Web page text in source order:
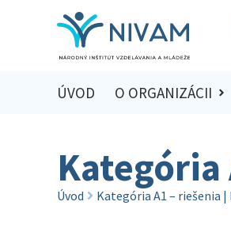
ÚVOD O ORGANIZÁCII
Kategória
Úvod Kategória A1 – riešenia